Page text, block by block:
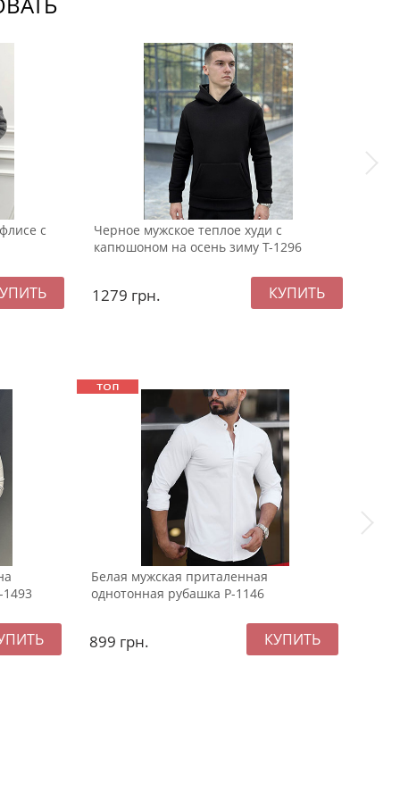
с
Черное мужское теплое худи с
капюшоном на осень зиму Т-1296
1279 грн.
Белая мужская приталенная
однотонная рубашка Р-1146
899 грн.